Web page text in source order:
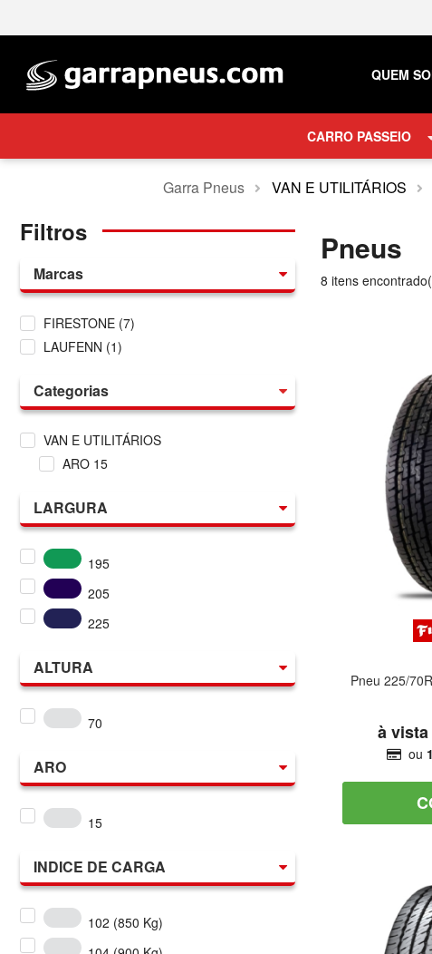
QUEM
CARRO PASSEIO
Garra Pneus VAN E UTILITÁRIOS
Filtros
Marcas
FIRESTONE (7)
LAUFENN (1)
Categorias
VAN E UTILITÁRIOS
ARO 15
LARGURA
195
205
225
ALTURA
70
ARO
15
INDICE DE CARGA
102 (850 Kg)
Pneus
8 itens
Pneu 225/
ou